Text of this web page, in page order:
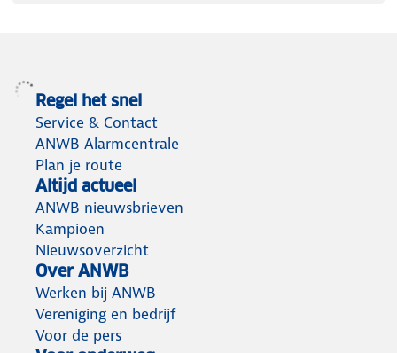
Regel het snel
Service & Contact
ANWB Alarmcentrale
Plan je route
Altijd actueel
ANWB nieuwsbrieven
Kampioen
Nieuwsoverzicht
Over ANWB
Werken bij ANWB
Vereniging en bedrijf
Voor de pers